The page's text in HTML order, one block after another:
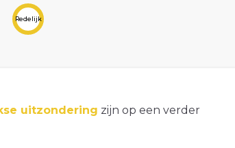
Redelijk
uitzondering zijn op een verder